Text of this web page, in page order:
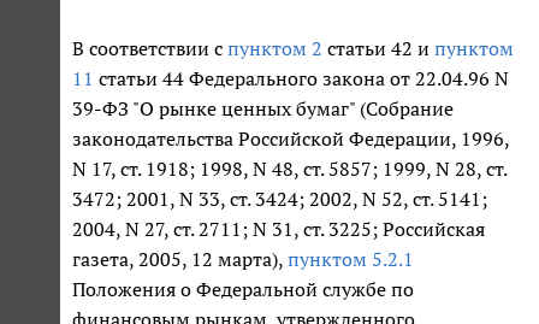
В соответствии с пунктом 2 статьи 42 и пунктом
11 статьи 44 Федерального закона от 22.04.96 N
39-ФЗ "О рынке ценных бумаг" (Собрание
законодательства Российской Федерации, 1996,
N 17, ст. 1918; 1998, N 48, ст. 5857; 1999, N 28, ст.
3472; 2001, N 33, ст. 3424; 2002, N 52, ст. 5141;
2004, N 27, ст. 2711; N 31, ст. 3225; Российская
газета, 2005, 12 марта), пунктом 5.2.1
Положения о Федеральной службе по